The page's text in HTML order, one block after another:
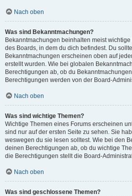
Nach oben
Was sind Bekanntmachungen?
Bekanntmachungen beinhalten meist
des Boards, in dem du dich befindest. Du
Bekanntmachungen erscheinen oben auf
erstellt wurden. Wie bei globalen
Berechtigungen ab, ob du
Berechtigungen werden von der Board-
Nach oben
Was sind wichtige Themen?
Wichtige Themen eines Forums erscheinen
sind nur auf der ersten Seite zu sehen. Sie
weswegen du sie lesen solltest. Wie bei den
deinen Berechtigungen ab, ob du wichtige
die Berechtigungen stellt die Board-
Nach oben
Was sind geschlossene Themen?